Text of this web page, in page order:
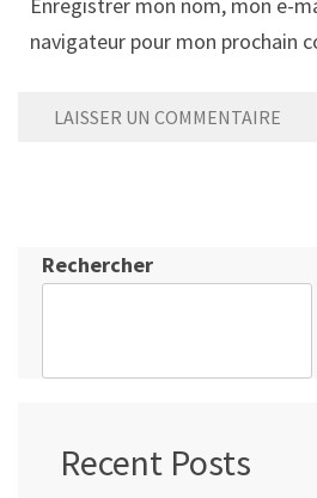
navigateur pour mon prochain
Rechercher
Recent Posts